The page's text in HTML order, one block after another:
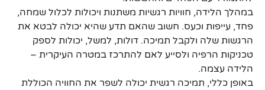
במהלך הלידה, חוויות רגשיות משתנות ויכולות לכלול שמחה,
פחד, עייפות וכעס. חשוב שהאם תדע שהיא יכולה לבטא את
הרגשות שלה ולקבל תמיכה. דולות, למשל, יכולות לספק
טכניקות הרפיה ולסייע לאם להתרכז במטרה העיקרית –
הלידה עצמה.
באופן כללי, תמיכה רגשית יכולה לשפר את החוויה הכוללת